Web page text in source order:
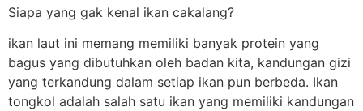
Siapa yang gak kenal ikan cakalang?
ikan laut ini memang memiliki banyak protein yang
bagus yang dibutuhkan oleh badan kita, kandungan gizi
yang terkandung dalam setiap ikan pun berbeda. Ikan
tongkol adalah salah satu ikan yang memiliki kandungan